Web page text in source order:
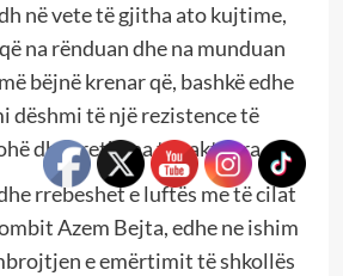
në vete të gjitha ato kujtime,
na rënduan dhe na munduan
bëjnë krenar që, bashkë edhe
dëshmi të një rezistence të
dhe rrethana të caktuara.
rrebeshet e luftës me të cilat
Azem Bejta, edhe ne ishim
e emërtimit të shkollës